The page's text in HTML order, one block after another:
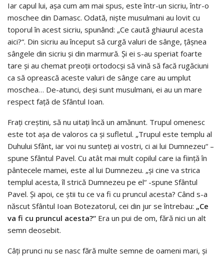
Iar capul lui, așa cum am mai spus, este într-un sicriu, într-o
moschee din Damasc. Odată, niște musulmani au lovit cu
toporul în acest sicriu, spunând: „Ce caută ghiaurul acesta
aici?“. Din sicriu au început să curgă valuri de sânge, țâșnea
sângele din sicriu și din marmură. Și ei s-au speriat foarte
tare și au chemat preoții ortodocși să vină să facă rugăciuni
ca să oprească aceste valuri de sânge care au umplut
moschea… De-atunci, deși sunt musulmani, ei au un mare
respect față de Sfântul Ioan.
Frați creștini, să nu uitați încă un amănunt. Trupul omenesc
este tot așa de valoros ca și sufletul. „Trupul este templu al
Duhului Sfânt, iar voi nu sunteți ai vostri, ci ai lui Dumnezeu“ –
spune Sfântul Pavel. Cu atât mai mult copilul care ia ființă în
pântecele mamei, este al lui Dumnezeu. „și cine va strica
templul acesta, îl strică Dumnezeu pe el“ -spune Sfântul
Pavel. Și apoi, ce știi tu ce va fi cu pruncul acesta? Când s-a
născut Sfântul Ioan Botezatorul, cei din jur se întrebau: „Ce
va fi cu pruncul acesta?“ Era un pui de om, fără nici un alt
semn deosebit.
Câți prunci nu se nasc fără multe semne de oameni mari, și